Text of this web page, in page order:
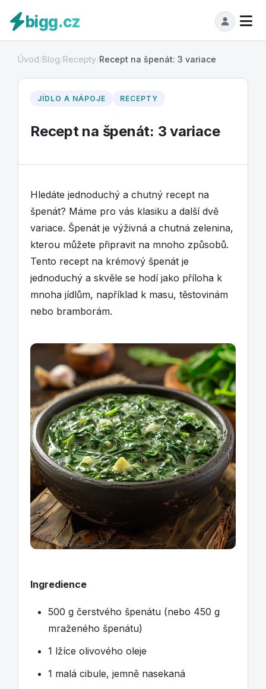
bigg.cz
Úvod Blog Recepty Recept na špenát: 3 variace
JÍDLO A NÁPOJE RECEPTY
Recept na špenát: 3 variace
Hledáte jednoduchý a chutný recept na
špenát? Máme pro vás klasiku a další dvě
variace. Špenát je výživná a chutná zelenina,
kterou můžete připravit na mnoho způsobů.
Tento recept na krémový špenát je
jednoduchý a skvěle se hodí jako příloha k
mnoha jídlům, například k masu, těstovinám
nebo bramborám.
Ingredience
500 g čerstvého špenátu (nebo 450 g
mraženého špenátu)
1 lžíce olivového oleje
1 malá cibule, jemně nasekaná